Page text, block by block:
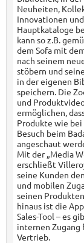
Neuheiten,
Innovationen und
Hauptkataloge
kann so z.B.
dem Sofa mit
nach seinem
stöbern und
in der eigenen
speichern. Die
und
ermöglichen,
Produkte wie bei
Besuch beim
angeschaut
Mit der „Media
erschließt
seine Kunden
und mobilen
seinen
hinaus ist die
Sales-Tool – es
internen Zugang
Vertrieb.